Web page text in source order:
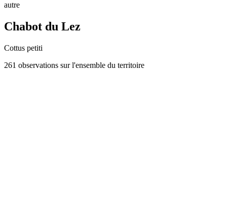
autre
Chabot du Lez
Cottus petiti
261 observations sur l'ensemble du territoire